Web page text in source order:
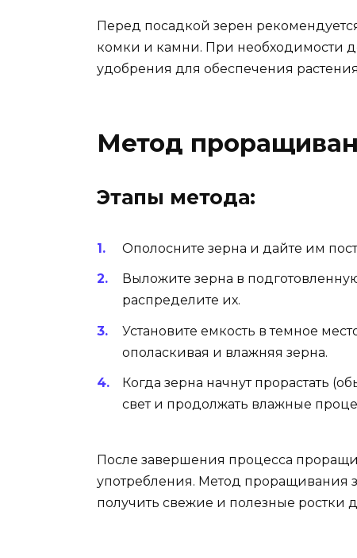
Перед посадкой зерен
комки и камни. При необходимости
удобрения для обеспечения
Метод
Этапы метода:
Ополосните зерна и дайте им
Выложите зерна в
распределите их.
Установите емкость в темное
ополаскивая и влажняя зерна.
Когда зерна начнут прорастать
свет и продолжать влажные
После завершения процесса
употребления. Метод проращивания
получить свежие и полезные ростки